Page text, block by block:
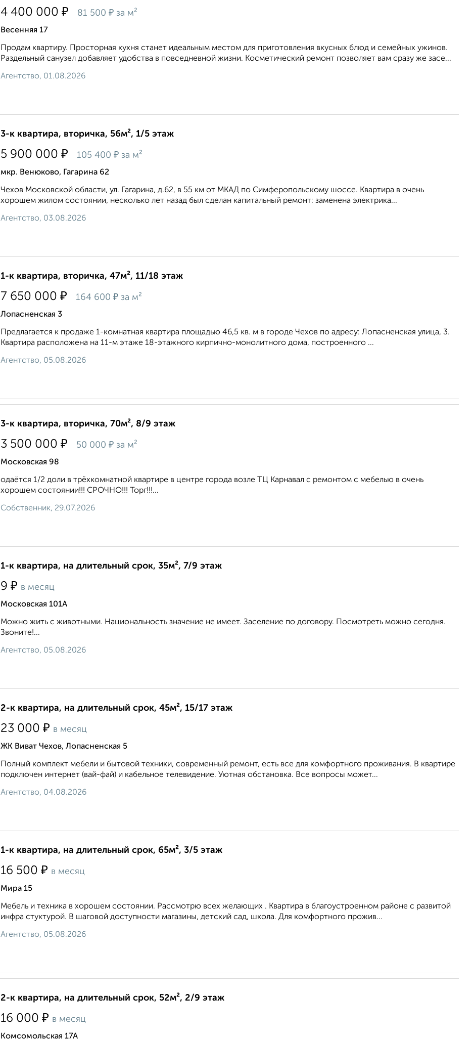
4 400 000 ₽ 81 500 ₽ за м²
Весенняя 17
Продам квартиру. Просторная кухня станет идеальным местом для приготовления вкусных блюд и семейных ужинов.
Раздельный санузел добавляет удобства в повседневной жизни. Косметический ремонт позволяет вам сразу же засе...
Агентство, 01.08.2026
3-к квартира, вторичка, 56м², 1/5 этаж
5 900 000 ₽ 105 400 ₽ за м²
мкр. Венюково, Гагарина 62
Чехов Московской области, ул. Гагарина, д.62, в 55 км от МКАД по Симферопольскому шоссе. Квартира в очень
хорошем жилом состоянии, несколько лет назад был сделан капитальный ремонт: заменена электрика...
Агентство, 03.08.2026
1-к квартира, вторичка, 47м², 11/18 этаж
7 650 000 ₽ 164 600 ₽ за м²
Лопасненская 3
Предлагается к продаже 1-комнатная квартира площадью 46,5 кв. м в городе Чехов по адресу: Лопасненская улица, 3.
Квартира расположена на 11-м этаже 18-этажного кирпично-монолитного дома, построенного ...
Агентство, 05.08.2026
3-к квартира, вторичка, 70м², 8/9 этаж
3 500 000 ₽ 50 000 ₽ за м²
Московская 98
одаётся 1/2 доли в трёхкомнатной квартире в центре города возле ТЦ Карнавал с ремонтом с мебелью в очень
хорошем состоянии!!! СРОЧНО!!! Торг!!!...
Собственник, 29.07.2026
1-к квартира, на длительный срок, 35м², 7/9 этаж
9 ₽ в месяц
Московская 101А
Можно жить с животными. Национальность значение не имеет. Заселение по договору. Посмотреть можно сегодня.
Звоните!...
Агентство, 05.08.2026
2-к квартира, на длительный срок, 45м², 15/17 этаж
23 000 ₽ в месяц
ЖК Виват Чехов, Лопасненская 5
Полный комплект мебели и бытовой техники, современный ремонт, есть все для комфортного проживания. В квартире
подключен интернет (вай-фай) и кабельное телевидение. Уютная обстановка. Все вопросы может...
Агентство, 04.08.2026
1-к квартира, на длительный срок, 65м², 3/5 этаж
16 500 ₽ в месяц
Мира 15
Мебель и техника в хорошем состоянии. Рассмотрю всех желающих . Квартира в благоустроенном районе с развитой
инфра стуктурой. В шаговой доступности магазины, детский сад, школа. Для комфортного прожив...
Агентство, 05.08.2026
2-к квартира, на длительный срок, 52м², 2/9 этаж
16 000 ₽ в месяц
Комсомольская 17А